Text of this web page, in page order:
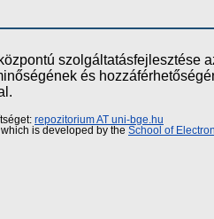
szolgáltatásfejlesztése
és
repozitorium AT uni-bge.hu
which is developed by the School of